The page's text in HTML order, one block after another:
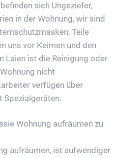
sich Ungeziefer,
in der Wohnung, wir sind
Teile
uns vor Keimen und den
Laien ist die Reinigung oder
nicht
verfügen über
Spezialgeräten.
Wohnung aufräumen zu
aufräumen, ist aufwendiger